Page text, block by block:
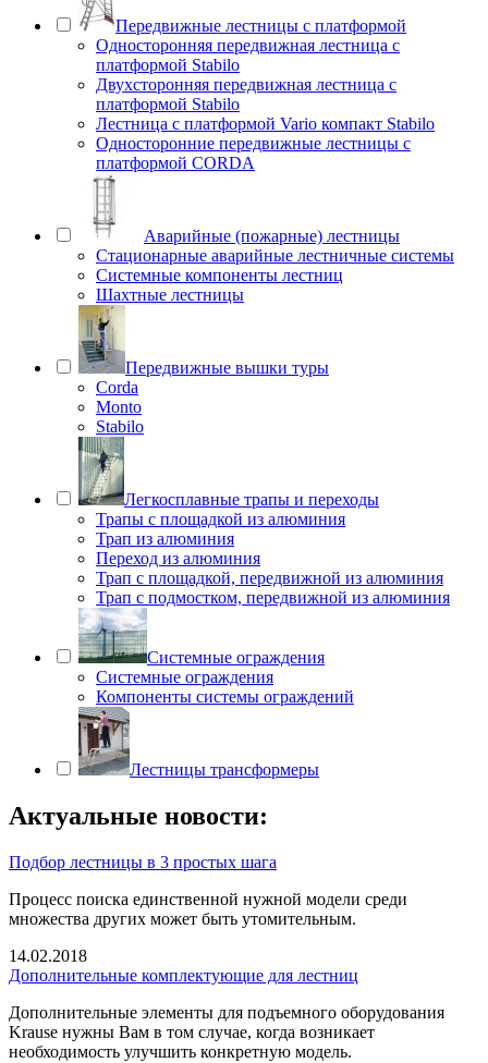
Передвижные лестницы с платформой
Односторонняя передвижная лестница с
платформой Stabilo
Двухсторонняя передвижная лестница с
платформой Stabilo
Лестница с платформой Vario компакт Stabilo
Односторонние передвижные лестницы с
платформой CORDA
Аварийные (пожарные) лестницы
Стационарные аварийные лестничные системы
Системные компоненты лестниц
Шахтные лестницы
Передвижные вышки туры
Corda
Monto
Stabilo
Легкосплавные трапы и переходы
Трапы с площадкой из алюминия
Трап из алюминия
Переход из алюминия
Трап с площадкой, передвижной из алюминия
Трап с подмостком, передвижной из алюминия
Системные ограждения
Системные ограждения
Компоненты системы ограждений
Лестницы трансформеры
Актуальные новости:
Подбор лестницы в 3 простых шага
Процесс поиска единственной нужной модели среди
множества других может быть утомительным.
14.02.2018
Дополнительные комплектующие для лестниц
Дополнительные элементы для подъемного оборудования
Krause нужны Вам в том случае, когда возникает
необходимость улучшить конкретную модель.